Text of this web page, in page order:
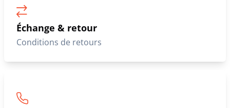
Échange & retour
Conditions de retours